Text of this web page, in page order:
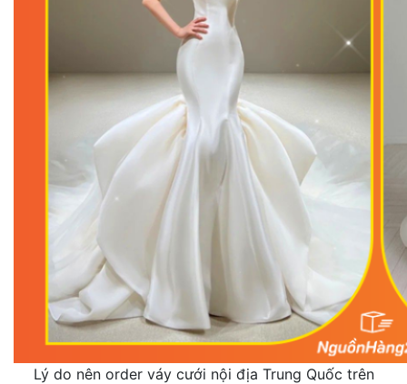
Lý do nên order váy cưới nội địa Trung Quốc trên